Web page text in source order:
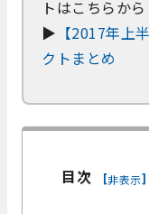
トはこちらから
▶ 【2017年上
クトまとめ
目次 [非表示]